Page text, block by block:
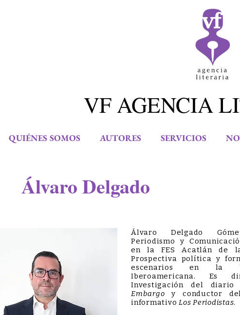
VF AGENCIA
QUIÉNES SOMOS AUTORES SERVICIOS
Álvaro Delgado
Álvaro Delgado
Periodismo y
en la FES Acatlán de
Prospectiva política y
escenarios en la
Iberoamericana. Es
Investigación del
Embargo y conductor
informativo Los Periodistas.